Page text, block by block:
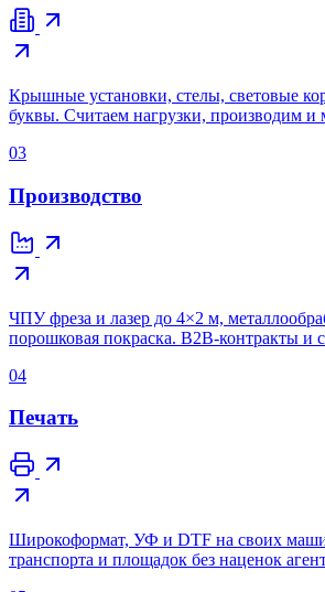
Крышные установки, стелы, световые
буквы. Считаем нагрузки, производим и
03
Производство
ЧПУ фреза и лазер до 4×2 м,
порошковая покраска. B2B-контракты и
04
Печать
Широкоформат, УФ и DTF на своих
транспорта и площадок без наценок